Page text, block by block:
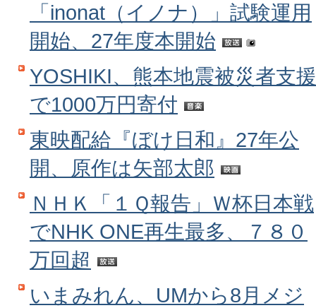
「inonat（イノナ）」試験運用
開始、27年度本開始
YOSHIKI、熊本地震被災者支援
で1000万円寄付
東映配給『ぼけ日和』27年公
開、原作は矢部太郎
ＮＨＫ「１Ｑ報告」Ｗ杯日本戦
でNHK ONE再生最多、７８０
万回超
いまみれん、UMから8月メジ